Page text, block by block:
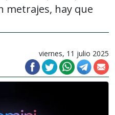
metrajes, hay que
viernes, 11 julio 2025